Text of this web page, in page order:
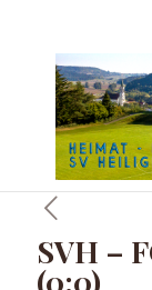
SVH –
(0:0)